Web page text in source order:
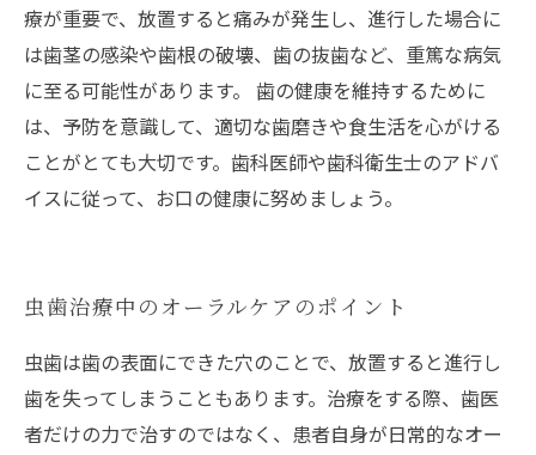
療が重要で、放置すると痛みが発生し、進行した場合に
は歯茎の感染や歯根の破壊、歯の抜歯など、重篤な病気
に至る可能性があります。 歯の健康を維持するために
は、予防を意識して、適切な歯磨きや食生活を心がける
ことがとても大切です。歯科医師や歯科衛生士のアドバ
イスに従って、お口の健康に努めましょう。
虫歯治療中のオーラルケアのポイント
虫歯は歯の表面にできた穴のことで、放置すると進行し
歯を失ってしまうこともあります。治療をする際、歯医
者だけの力で治すのではなく、患者自身が日常的なオー